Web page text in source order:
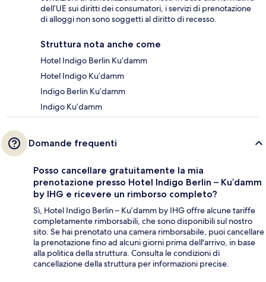
dell’UE sui diritti dei consumatori, i servizi di prenotazione
di alloggi non sono soggetti al diritto di recesso.
Struttura nota anche come
Hotel Indigo Berlin Ku’damm
Hotel Indigo Ku’damm
Indigo Berlin Ku’damm
Indigo Ku’damm
Domande frequenti
Posso cancellare gratuitamente la mia
prenotazione presso Hotel Indigo Berlin – Ku’damm
by IHG e ricevere un rimborso completo?
Sì, Hotel Indigo Berlin – Ku’damm by IHG offre alcune tariffe
completamente rimborsabili, che sono disponibili sul nostro
sito. Se hai prenotato una camera rimborsabile, puoi cancellare
la prenotazione fino ad alcuni giorni prima dell'arrivo, in base
alla politica della struttura. Consulta le condizioni di
cancellazione della struttura per informazioni precise.